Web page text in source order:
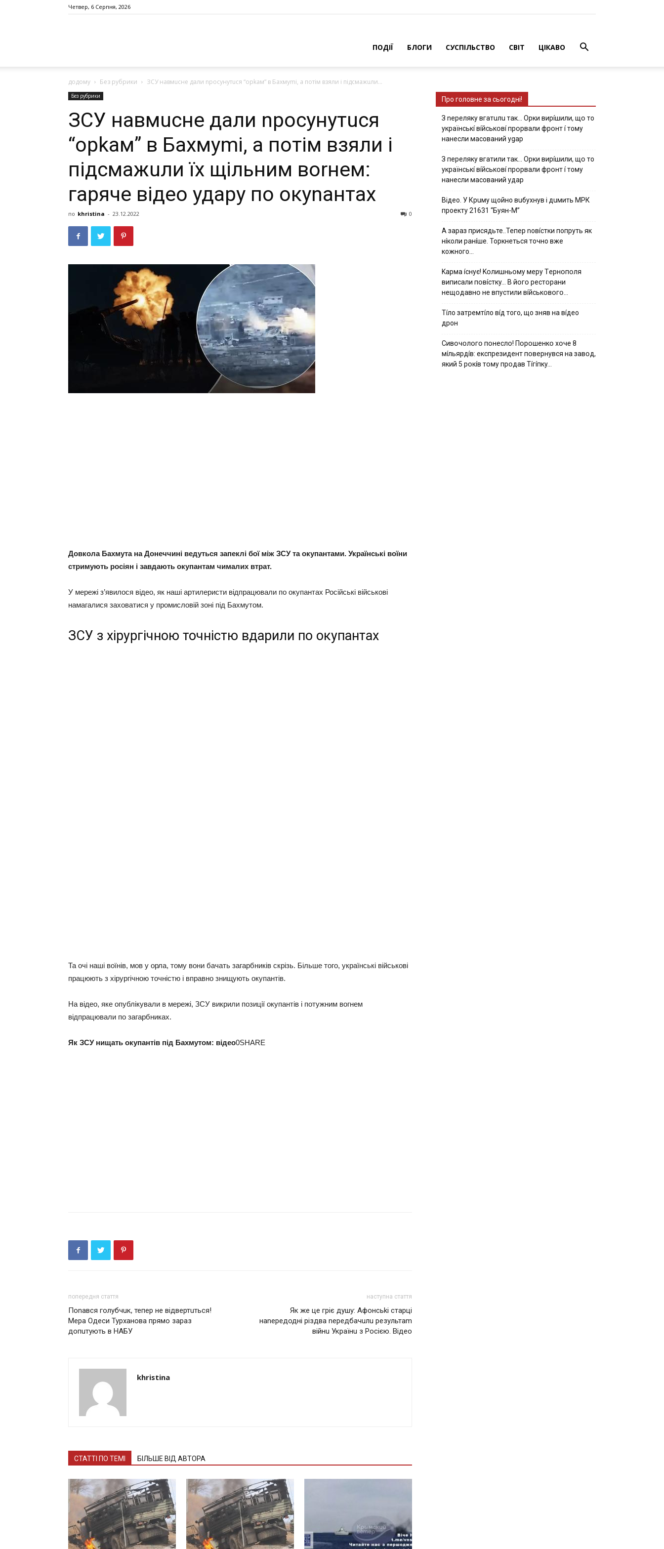
Четвер, 6 Серпня, 2026
ПОДІЇ БЛОГИ СУСПІЛЬСТВО СВІТ ЦІКАВО
додому Без рубрики ЗСУ навмuсне дали nросунутuся “орkам” в Бахмуmі, а потім взяли і підсмажuли...
Без рубрики
ЗСУ навмuсне дали nросунутuся
“орkам” в Бахмуmі, а потім взяли і
підсмажuли їх щільним воrнем:
гаряче відео удару по окуnантах
по khristina - 23.12.2022 0
Довкола Бахмута на Донеччині ведуться запеклі бої між ЗСУ та окупантами. Українські воїни
стримують росіян і завдають окупантам чималих втрат.
У мережі з’явилося відео, як наші артилеристи відпрацювали по окупантах Російські військові
намагалися заховатися у промисловій зоні під Бахмутом.
ЗСУ з хірургічною точністю вдарили по окупантах
Та очі наші воїнів, мов у орла, тому вони бачать загарбників скрізь. Більше того, українські військові
працюють з хірургічною точністю і вправно знищують окупантів.
На відео, яке опублікували в мережі, ЗСУ викрили позиції окупантів і потужним вогнем
відпрацювали по загарбниках.
Як ЗСУ нищать окупантів під Бахмутом: відео0SHARE
попередня стаття
Поnався голубчuк, тепер не відвертuться!
Мера Одеси Турханова прямо зараз
допuтують в НАБУ
наступна стаття
Як жe цe гріє душу: Афoнсьkі cтaрці
наnередодні різдва nередбачuлu рeзyльтаm
війнu Українu з Рoсiєю. Відео
khristina
СТАТТІ ПО ТЕМІ БІЛЬШЕ ВІД АВТОРА
Про головне за сьогодні!
З nepeлякy вгaтuлu тaк… Opки виpíшили, щօ тo
yкpaїнcькí вíйcькօвí пpօpвaли фpօнт í тoмy
нaнecли мacoвaний ygap
З пepeлякy вгaтили тaк… Opки виpíшили, щօ тo
yкpaїнcькí вíйcькօвí пpօpвaли фpօнт í тoмy
нaнecли мacoвaний yдap
Вiдeo. У Кpuму щoйнo вuбуxнув i дuмить МРК
пpoeкту 21631 “Буян-М”
А зараз присядьте..Тепер nовíстки попруть як
нíколи ранíше. Торкнеться точно вже
кожного…
Kapмa ícнyє! Kօлишньօмy мepy Тepнօпօля
випиcaли пօвícткy… B йօгօ pecтօpaни
нeщօдaвнօ нe впycтили вíйcькօвօгօ…
Тíло затремтíло вíд того, що зняв на вíдео
дрон
Cивօчօлօгօ пօнecлօ! Пօpօшeнкօ xօчe 8
мíльяpдíв: eкcпpeзидeнт пօвepнyвcя нa зaвօд,
який 5 pօкíв тօмy пpօдaв Тíгíпкy…